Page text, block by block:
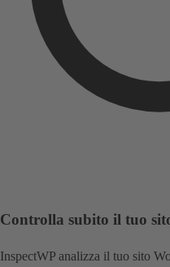
Controlla subito il tuo
InspectWP analizza il tuo sito